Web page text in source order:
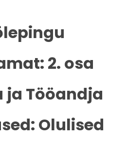
2. osa
ja Tööandja
Olulised